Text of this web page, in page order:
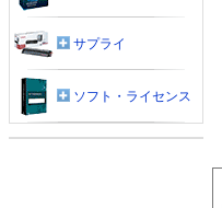
サプライ
ソフト・ライセンス